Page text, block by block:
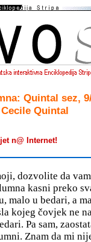
Quintal sez,
Quintal
n@ Internet!
dozvolite da
kasni preko
malo u bedari, a
kojeg čovjek ne
Pa sam,
Znam da mi